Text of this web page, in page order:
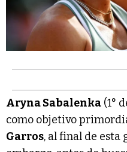
Aryna Sabalenka (1°
como objetivo
Garros, al final de esta